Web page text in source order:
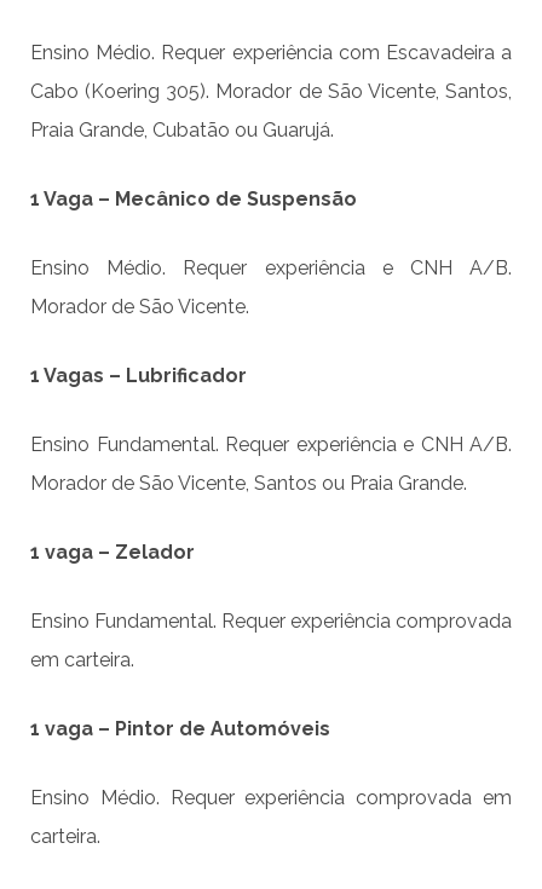
Ensino Médio. Requer experiência com Escavadeira a
Cabo (Koering 305). Morador de São Vicente, Santos,
Praia Grande, Cubatão ou Guarujá.
1 Vaga – Mecânico de Suspensão
Ensino Médio. Requer experiência e CNH A/B.
Morador de São Vicente.
1 Vagas – Lubrificador
Ensino Fundamental. Requer experiência e CNH A/B.
Morador de São Vicente, Santos ou Praia Grande.
1 vaga – Zelador
Ensino Fundamental. Requer experiência comprovada
em carteira.
1 vaga – Pintor de Automóveis
Ensino Médio. Requer experiência comprovada em
carteira.